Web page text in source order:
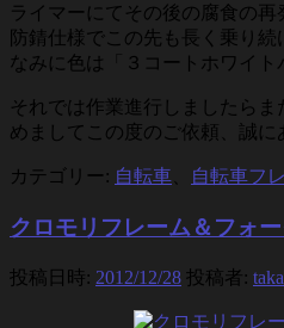
ライマーにてその後の腐食の
防錆仕様でこの先も長く乗り
なみに色は「３コートホワイト
それでは作業進行しましたら
めましてこの度のご依頼、誠に
カテゴリー: 自転車 自転車フ
クロモリフレーム＆フォ
投稿日時: 2012/12/28 投稿者: